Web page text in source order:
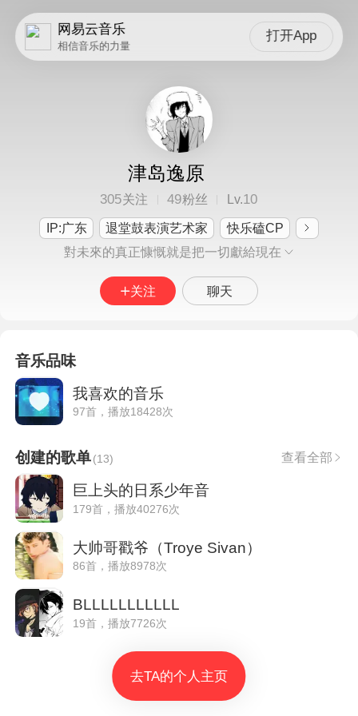
网易云音乐
相信音乐的力量
打开App
津岛逸原
305关注 49粉丝 Lv.10
IP:广东 退堂鼓表演艺术家
快乐磕CP
對未來的真正慷慨就是把一切獻給現在
关注 聊天
音乐品味
我喜欢的音乐
97首，播放18428次
创建的歌单(13) 查看全部
巨上头的日系少年音
179首，播放40276次
大帅哥戳爷（Troye Sivan）
86首，播放8978次
BLLLLLLLLLLL
19首，播放7726次
去TA的个人主页